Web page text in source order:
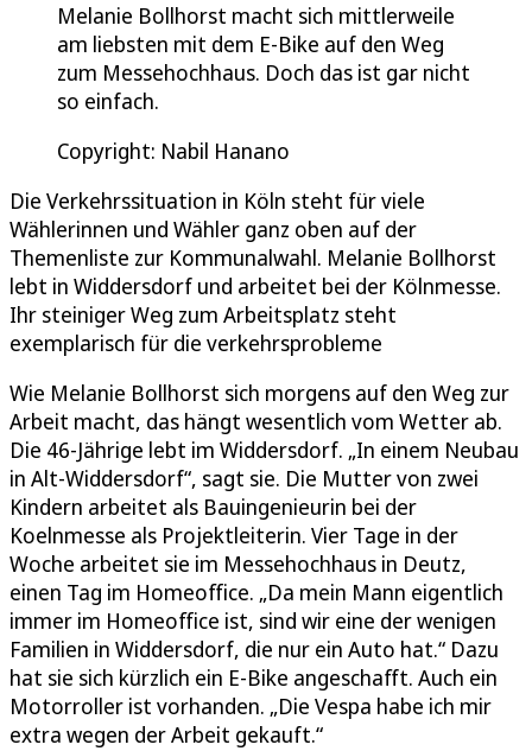
Melanie Bollhorst macht sich mittlerweile
am liebsten mit dem E-Bike auf den Weg
zum Messehochhaus. Doch das ist gar nicht
so einfach.
Copyright: Nabil Hanano
Die Verkehrssituation in Köln steht für viele
Wählerinnen und Wähler ganz oben auf der
Themenliste zur Kommunalwahl. Melanie Bollhorst
lebt in Widdersdorf und arbeitet bei der Kölnmesse.
Ihr steiniger Weg zum Arbeitsplatz steht
exemplarisch für die verkehrsprobleme
Wie Melanie Bollhorst sich morgens auf den Weg zur
Arbeit macht, das hängt wesentlich vom Wetter ab.
Die 46-Jährige lebt im Widdersdorf. „In einem Neubau
in Alt-Widdersdorf“, sagt sie. Die Mutter von zwei
Kindern arbeitet als Bauingenieurin bei der
Koelnmesse als Projektleiterin. Vier Tage in der
Woche arbeitet sie im Messehochhaus in Deutz,
einen Tag im Homeoffice. „Da mein Mann eigentlich
immer im Homeoffice ist, sind wir eine der wenigen
Familien in Widdersdorf, die nur ein Auto hat.“ Dazu
hat sie sich kürzlich ein E-Bike angeschafft. Auch ein
Motorroller ist vorhanden. „Die Vespa habe ich mir
extra wegen der Arbeit gekauft.“